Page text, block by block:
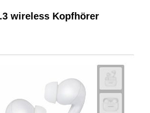
wireless Kopfhörer